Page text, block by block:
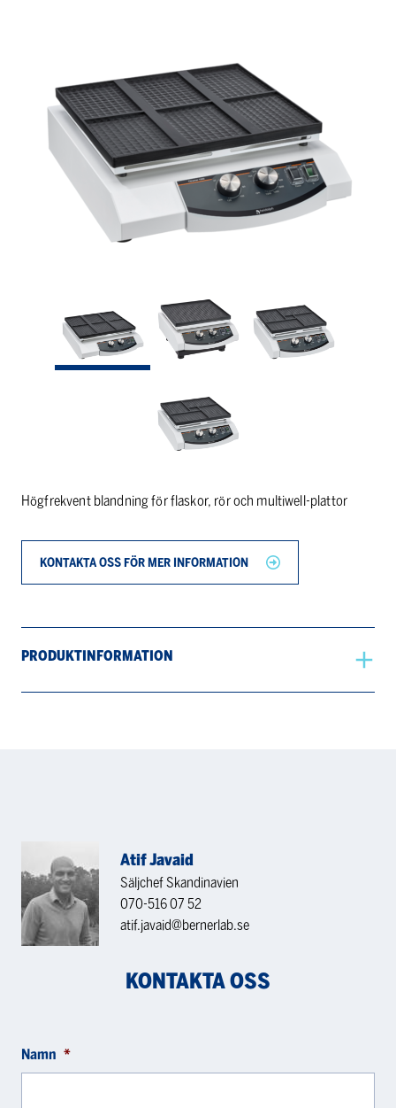
Högfrekvent blandning för flaskor, rör och multiwell-plattor
KONTAKTA OSS FÖR MER INFORMATION
PRODUKTINFORMATION
Atif Javaid
Säljchef Skandinavien
070-516 07 52
atif.javaid@bernerlab.se
KONTAKTA OSS
Namn *